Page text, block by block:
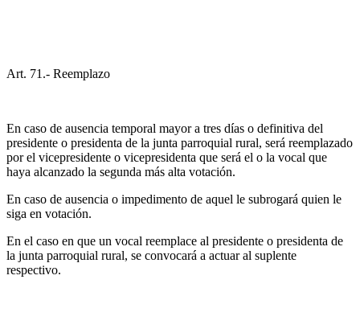
Art. 71.- Reemplazo
En caso de ausencia temporal mayor a tres días o definitiva del
presidente o presidenta de la junta parroquial rural, será reemplazado
por el vicepresidente o vicepresidenta que será el o la vocal que
haya alcanzado la segunda más alta votación.
En caso de ausencia o impedimento de aquel le subrogará quien le
siga en votación.
En el caso en que un vocal reemplace al presidente o presidenta de
la junta parroquial rural, se convocará a actuar al suplente
respectivo.